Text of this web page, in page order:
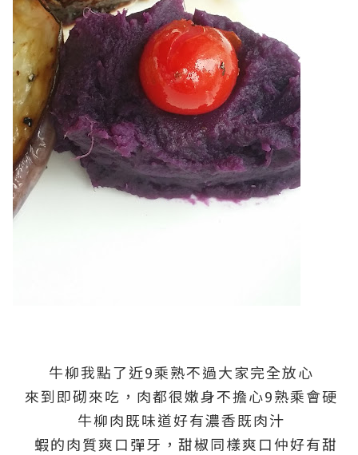
牛柳我點了近9乘熟不過大家完全放心
來到即砌來吃，肉都很嫩身不擔心9熟乘會硬
牛柳肉既味道好有濃香既肉汁
蝦的肉質爽口彈牙，甜椒同樣爽口仲好有甜